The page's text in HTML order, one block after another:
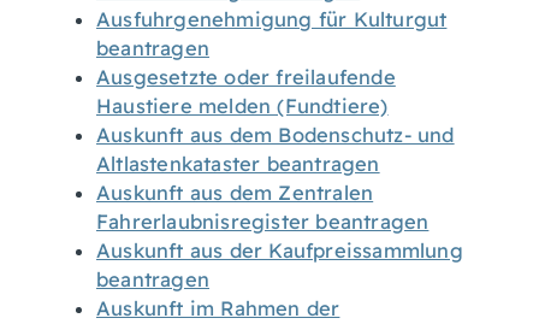
Ausfuhrgenehmigung für Kulturgut
beantragen
Ausgesetzte oder freilaufende
Haustiere melden (Fundtiere)
Auskunft aus dem Bodenschutz- und
Altlastenkataster beantragen
Auskunft aus dem Zentralen
Fahrerlaubnisregister beantragen
Auskunft aus der Kaufpreissammlung
beantragen
Auskunft im Rahmen der